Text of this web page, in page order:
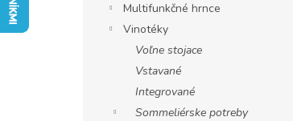
Multifunkčné hrnce
Vinotéky
Voľne stojace
Vstavané
Integrované
Sommeliérske potreby